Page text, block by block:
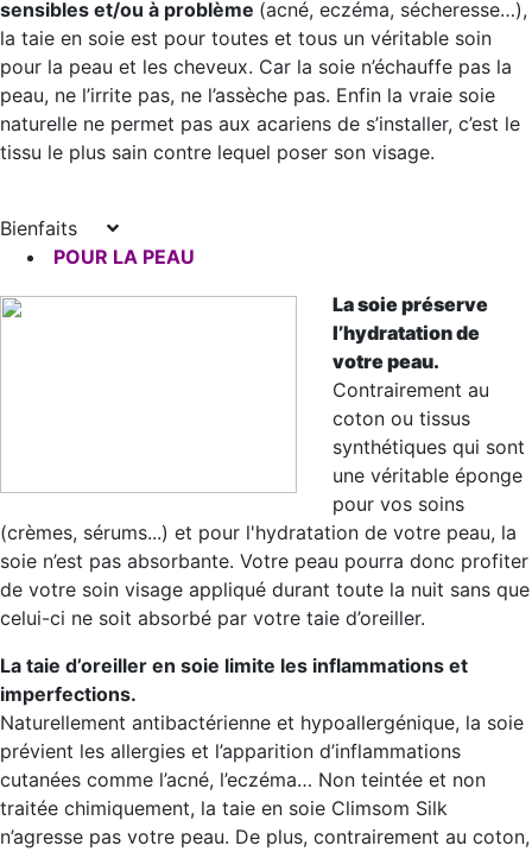
sensibles et/ou à problème (acné, eczéma, sécheresse…),
la taie en soie est pour toutes et tous un véritable soin
pour la peau et les cheveux. Car la soie n’échauffe pas la
peau, ne l’irrite pas, ne l’assèche pas. Enfin la vraie soie
naturelle ne permet pas aux acariens de s’installer, c’est le
tissu le plus sain contre lequel poser son visage.
Bienfaits
POUR LA PEAU
La soie préserve
l’hydratation de
votre peau.
Contrairement au
coton ou tissus
synthétiques qui sont
une véritable éponge
pour vos soins
(crèmes, sérums...) et pour l'hydratation de votre peau, la
soie n’est pas absorbante. Votre peau pourra donc profiter
de votre soin visage appliqué durant toute la nuit sans que
celui-ci ne soit absorbé par votre taie d’oreiller.
La taie d’oreiller en soie limite les inflammations et
imperfections.
Naturellement antibactérienne et hypoallergénique, la soie
prévient les allergies et l’apparition d’inflammations
cutanées comme l’acné, l’eczéma… Non teintée et non
traitée chimiquement, la taie en soie Climsom Silk
n’agresse pas votre peau. De plus, contrairement au coton,